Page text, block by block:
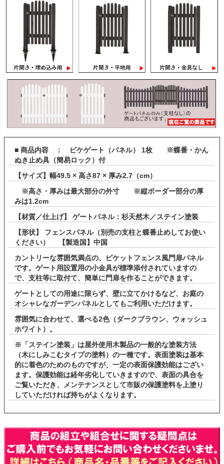
■ 商品内容 ： ピケゲート（パネル） 1枚 ※蝶番・かん
ぬき止め具（簡易ロック）付
【サイズ】幅49.5 × 高さ87 × 厚み2.7（cm）
※高さ・厚みは最大部分の外寸 ※縦ボーダー部分の厚
みは1.2cm
【材質／仕上げ】 ゲートパネル：杉天然木／ステイン塗装
【形状】 フェンスパネル（別売の支柱と蝶番止めしてお使い
ください） 【製造国】中国
カントリーな雰囲気満点の、ピケットフェンス風門扉パネル
です。ゲート用設置用の小金具が標準添付されていますの
で、支柱等に取付て、簡単に門扉を作ることができます。
ゲートとしての用途に限らず、壁に立てかけるなど、お庭の
オシャレなガーデンパネルとしてもご利用いただけます。
雰囲気に合わせて、選べる2色（ダークブラウン、ウォッシュ
ホワイト）。
※「ステイン塗装」は屋外使用木製品の一般的な塗装方法
（木にしみこむタイプの塗料）の一種です。表面塗装は基本
的に着色のためのものですが、一定の表面保護効能はござい
ます。保護効能は経年劣化していきますので、表面の具合を
ご覧いただき、メンテナンスとして市販の保護塗料を上塗り
していただければ持ちがよくなります。